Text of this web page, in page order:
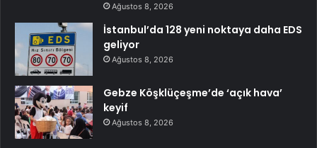
Ağustos 8, 2026
İstanbul’da 128 yeni noktaya daha EDS
geliyor
Ağustos 8, 2026
Gebze Köşklüçeşme’de ‘açık hava’
keyif
Ağustos 8, 2026